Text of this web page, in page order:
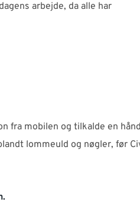
arbejde, da alle har
fra mobilen og tilkalde en
lommeuld og nøgler, før